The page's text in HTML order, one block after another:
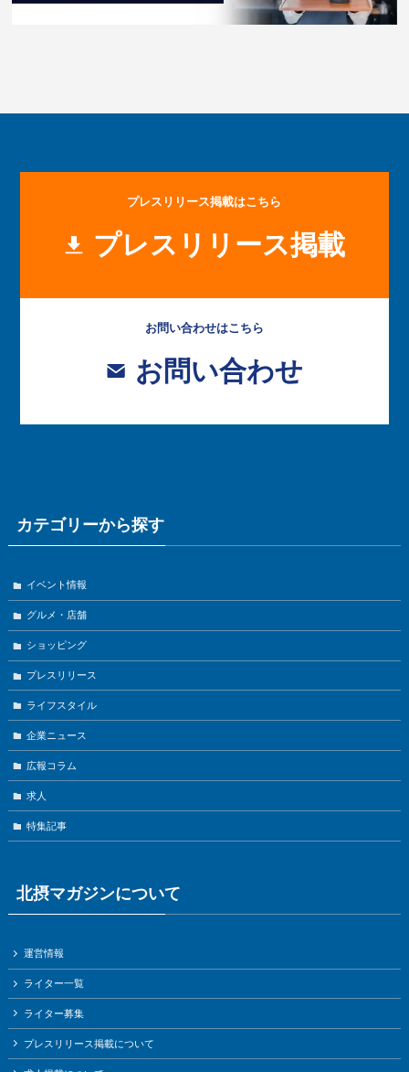
プレスリリース掲載はこちら
プレスリリース掲載
お問い合わせはこちら
お問い合わせ
カテゴリーから探す
イベント情報
グルメ・店舗
ショッピング
プレスリリース
ライフスタイル
企業ニュース
広報コラム
求人
特集記事
北摂マガジンについて
運営情報
ライター一覧
ライター募集
プレスリリース掲載について